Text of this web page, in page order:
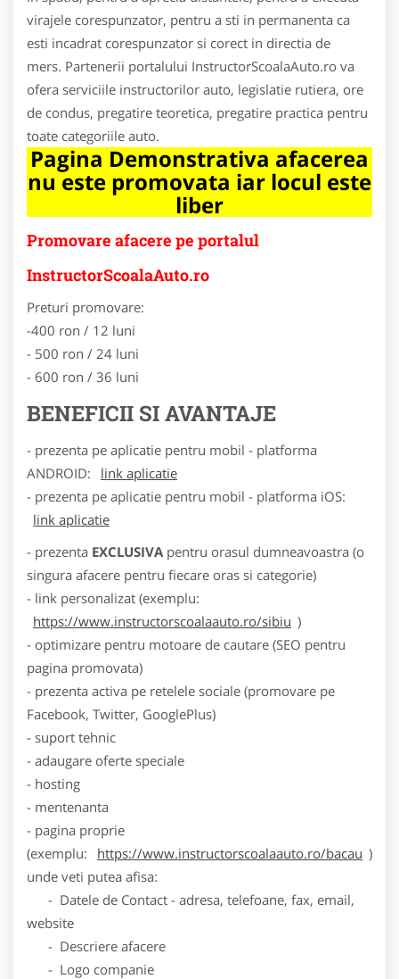
virajele corespunzator, pentru a sti in permanenta ca
esti incadrat corespunzator si corect in directia de
mers. Partenerii portalului InstructorScoalaAuto.ro va
ofera serviciile instructorilor auto, legislatie rutiera, ore
de condus, pregatire teoretica, pregatire practica pentru
toate categoriile auto.
Pagina Demonstrativa afacerea
nu este promovata iar locul este
liber
Promovare afacere pe portalul
InstructorScoalaAuto.ro
Preturi promovare:
-400 ron / 12 luni
- 500 ron / 24 luni
- 600 ron / 36 luni
BENEFICII SI AVANTAJE
- prezenta pe aplicatie pentru mobil - platforma
ANDROID:
link aplicatie
- prezenta pe aplicatie pentru mobil - platforma iOS:
link aplicatie
- prezenta EXCLUSIVA pentru orasul dumneavoastra (o
singura afacere pentru fiecare oras si categorie)
- link personalizat (exemplu:
https://www.instructorscoalaauto.ro/sibiu )
- optimizare pentru motoare de cautare (SEO pentru
pagina promovata)
- prezenta activa pe retelele sociale (promovare pe
Facebook, Twitter, GooglePlus)
- suport tehnic
- adaugare oferte speciale
- hosting
- mentenanta
- pagina proprie
(exemplu:
https://www.instructorscoalaauto.ro/bacau )
unde veti putea afisa:
- Datele de Contact - adresa, telefoane, fax, email,
website
- Descriere afacere
- Logo companie